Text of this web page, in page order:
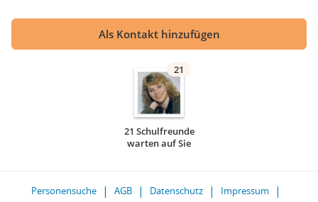
Als Kontakt hinzufügen
21
21 Schulfreunde
warten auf Sie
Personensuche AGB Datenschutz
Impressum